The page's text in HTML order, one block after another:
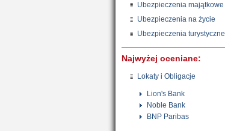
Ubezpieczenia majątkowe
Ubezpieczenia na życie
Ubezpieczenia turystyczne
Najwyżej oceniane:
Lokaty i Obligacje
Lion's Bank
Noble Bank
BNP Paribas